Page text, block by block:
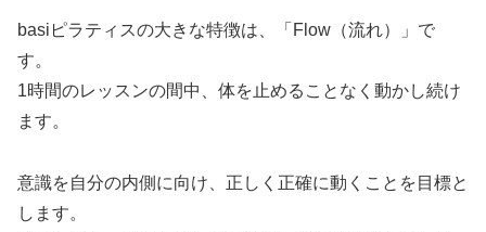
basiピラティスの大きな特徴は、「Flow（流れ）」で
す。
1時間のレッスンの間中、体を止めることなく動かし続け
ます。
意識を自分の内側に向け、正しく正確に動くことを目標と
します。